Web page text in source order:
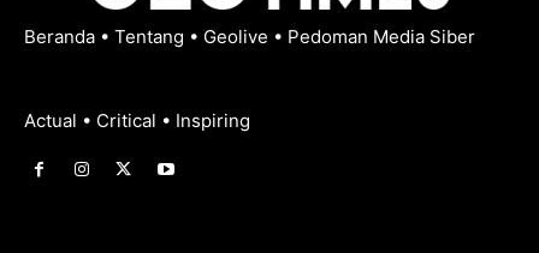
Beranda • Tentang • Geolive • Pedoman Media Siber
Actual • Critical • Inspiring